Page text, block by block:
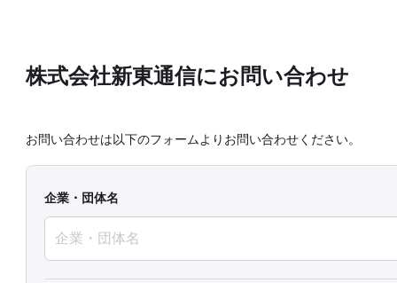
株式会社新東通信にお問い合わせ
お問い合わせは以下のフォームよりお問い合わせください。
企業・団体名